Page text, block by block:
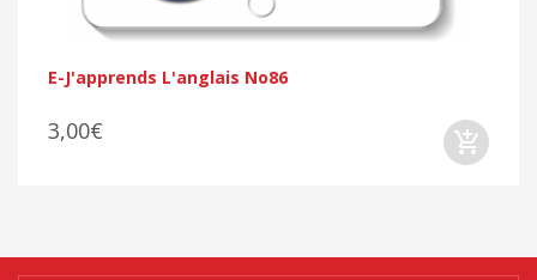
E-J'apprends L'anglais No86
3,00€